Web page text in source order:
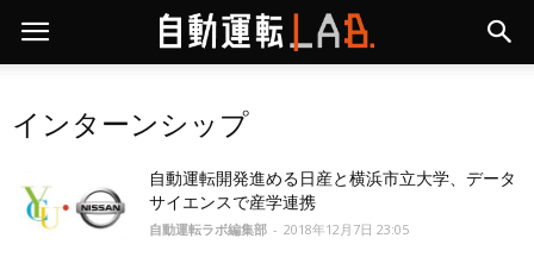
インターンシップ
自動運転開発進める日産と横浜市立大学、データ
サイエンスで産学連携
自動運転ラボ編集部 - 2018年12月7日 23:05